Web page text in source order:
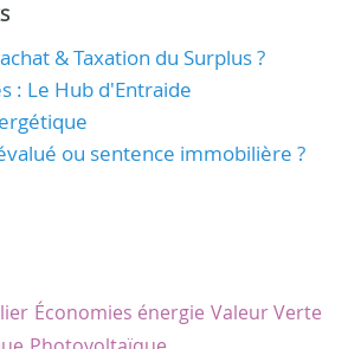
& Taxation du Surplus ?
: Le Hub d'Entraide
ou sentence immobilière ?
Économies énergie Valeur Verte